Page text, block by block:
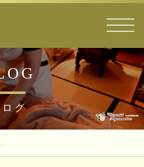
ログ
進！沼津エステ痩身 沼津駅南口